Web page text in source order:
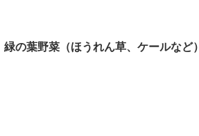
緑の葉野菜（ほうれん草、ケールなど）